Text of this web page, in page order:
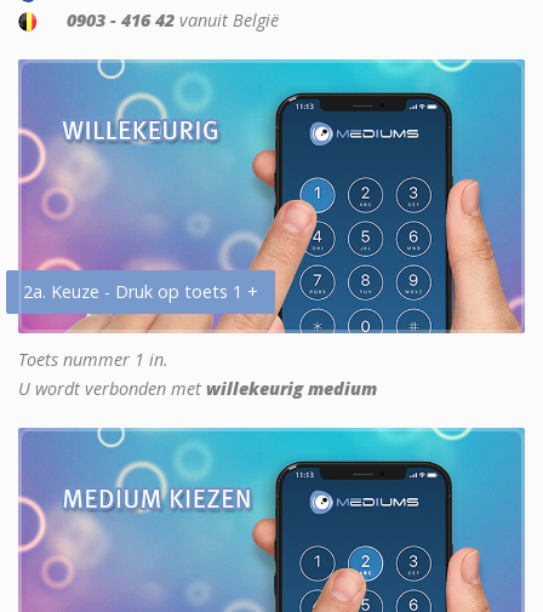
0903 - 416 42 vanuit België
2a. Keuze - Druk op toets 1 +
Toets nummer 1 in.
U wordt verbonden met willekeurig medium